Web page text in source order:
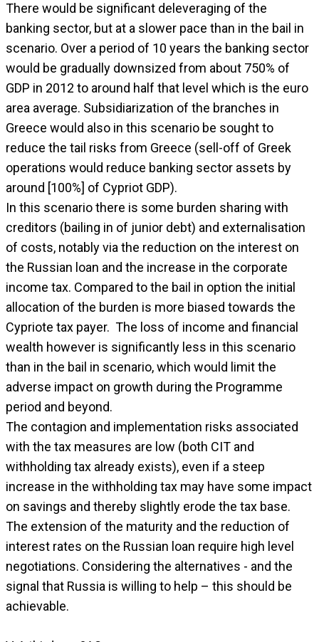
There would be significant deleveraging of the
banking sector, but at a slower pace than in the bail in
scenario. Over a period of 10 years the banking sector
would be gradually downsized from about 750% of
GDP in 2012 to around half that level which is the euro
area average. Subsidiarization of the branches in
Greece would also in this scenario be sought to
reduce the tail risks from Greece (sell-off of Greek
operations would reduce banking sector assets by
around [100%] of Cypriot GDP).
In this scenario there is some burden sharing with
creditors (bailing in of junior debt) and externalisation
of costs, notably via the reduction on the interest on
the Russian loan and the increase in the corporate
income tax. Compared to the bail in option the initial
allocation of the burden is more biased towards the
Cypriote tax payer. The loss of income and financial
wealth however is significantly less in this scenario
than in the bail in scenario, which would limit the
adverse impact on growth during the Programme
period and beyond.
The contagion and implementation risks associated
with the tax measures are low (both CIT and
withholding tax already exists), even if a steep
increase in the withholding tax may have some impact
on savings and thereby slightly erode the tax base.
The extension of the maturity and the reduction of
interest rates on the Russian loan require high level
negotiations. Considering the alternatives - and the
signal that Russia is willing to help – this should be
achievable.